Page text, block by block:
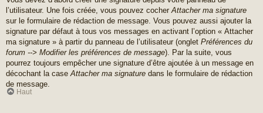
l’utilisateur. Une fois créée, vous pouvez cocher Attacher ma signature
sur le formulaire de rédaction de message. Vous pouvez aussi ajouter la
signature par défaut à tous vos messages en activant l’option « Attacher
ma signature » à partir du panneau de l’utilisateur (onglet Préférences du
forum --> Modifier les préférences de message). Par la suite, vous
pourrez toujours empêcher une signature d’être ajoutée à un message en
décochant la case Attacher ma signature dans le formulaire de rédaction
de message.
Haut